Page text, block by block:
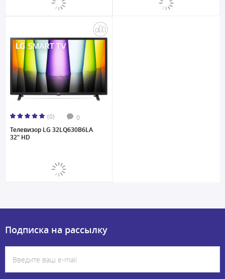
(0) 0
Телевизор LG 32LQ630B6LA
32" HD
Подписка на рассылку